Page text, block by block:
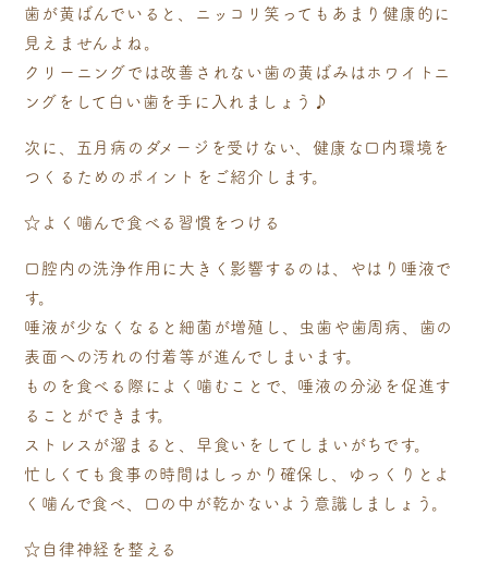
歯が黄ばんでいると、ニッコリ笑ってもあまり健康的に
見えませんよね。
クリーニングでは改善されない歯の黄ばみはホワイトニ
ングをして白い歯を手に入れましょう♪
次に、五月病のダメージを受けない、健康な口内環境を
つくるためのポイントをご紹介します。
☆よく噛んで食べる習慣をつける
口腔内の洗浄作用に大きく影響するのは、やはり唾液で
す。
唾液が少なくなると細菌が増殖し、虫歯や歯周病、歯の
表面への汚れの付着等が進んでしまいます。
ものを食べる際によく噛むことで、唾液の分泌を促進す
ることができます。
ストレスが溜まると、早食いをしてしまいがちです。
忙しくても食事の時間はしっかり確保し、ゆっくりとよ
く噛んで食べ、口の中が乾かないよう意識しましょう。
☆自律神経を整える